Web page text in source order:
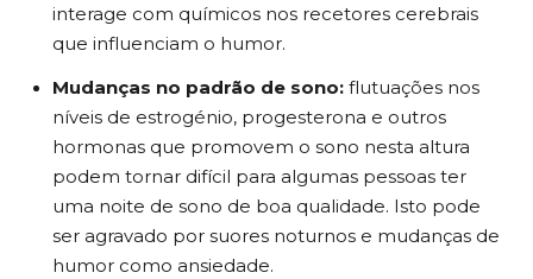
interage com químicos nos recetores cerebrais
que influenciam o humor.
Mudanças no padrão de sono:flutuações nos
níveis de estrogénio, progesterona e outros
hormonas que promovem o sono nesta altura
podem tornar difícil para algumas pessoas ter
uma noite de sono de boa qualidade. Isto pode
ser agravado por suores noturnos e mudanças de
humor como ansiedade.